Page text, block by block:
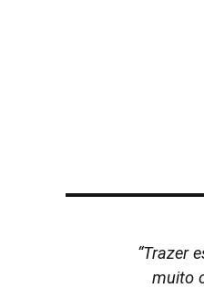
“Trazer
muito